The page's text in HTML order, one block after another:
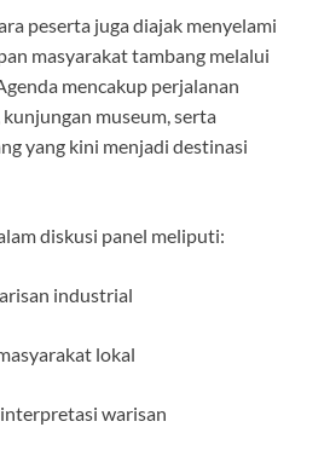
peserta juga diajak menyelami
masyarakat tambang melalui
mencakup perjalanan
museum, serta
yang kini menjadi destinasi
diskusi panel meliputi:
industrial
lokal
warisan